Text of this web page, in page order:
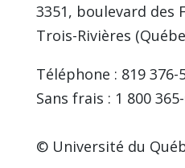
3351, boulevard des
Trois-Rivières
Téléphone : 819 376-
Sans frais : 1 800
© Université du